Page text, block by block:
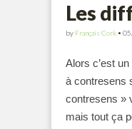
Les
by Français Cork •
Alors c’est
à contresens
contresens »
mais tout ça